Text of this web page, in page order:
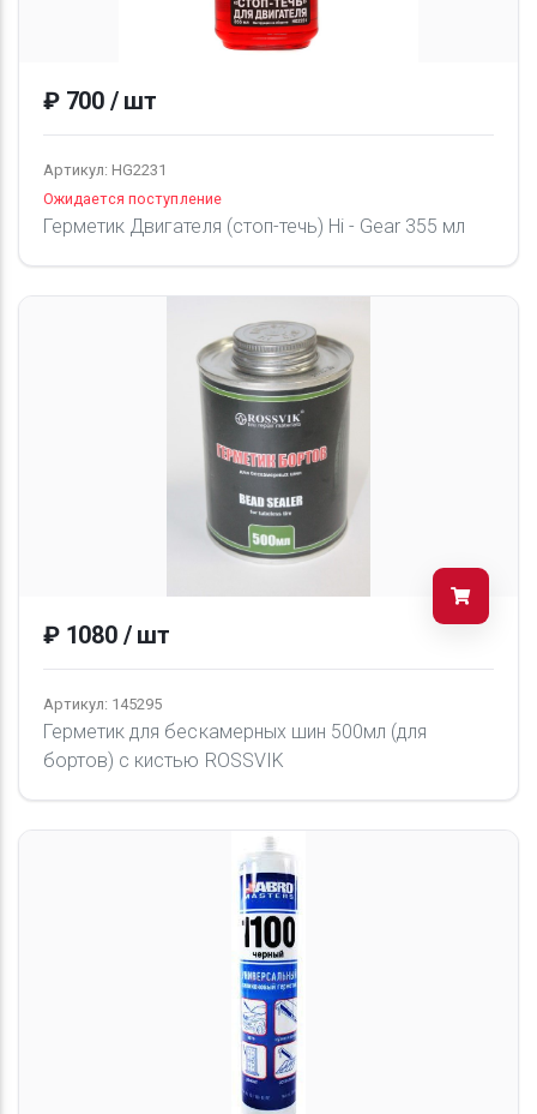
₽ 700 / шт
Артикул: HG2231
Ожидается поступление
Герметик Двигателя (стоп-течь) Hi - Gear 355 мл
₽ 1080 / шт
Артикул: 145295
Герметик для бескамерных шин 500мл (для
бортов) с кистью ROSSVIK